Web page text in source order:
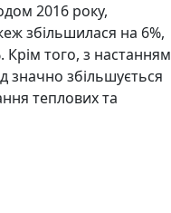
2016 року,
збільшилася на 6%,
Крім того, з настанням
значно збільшується
теплових та